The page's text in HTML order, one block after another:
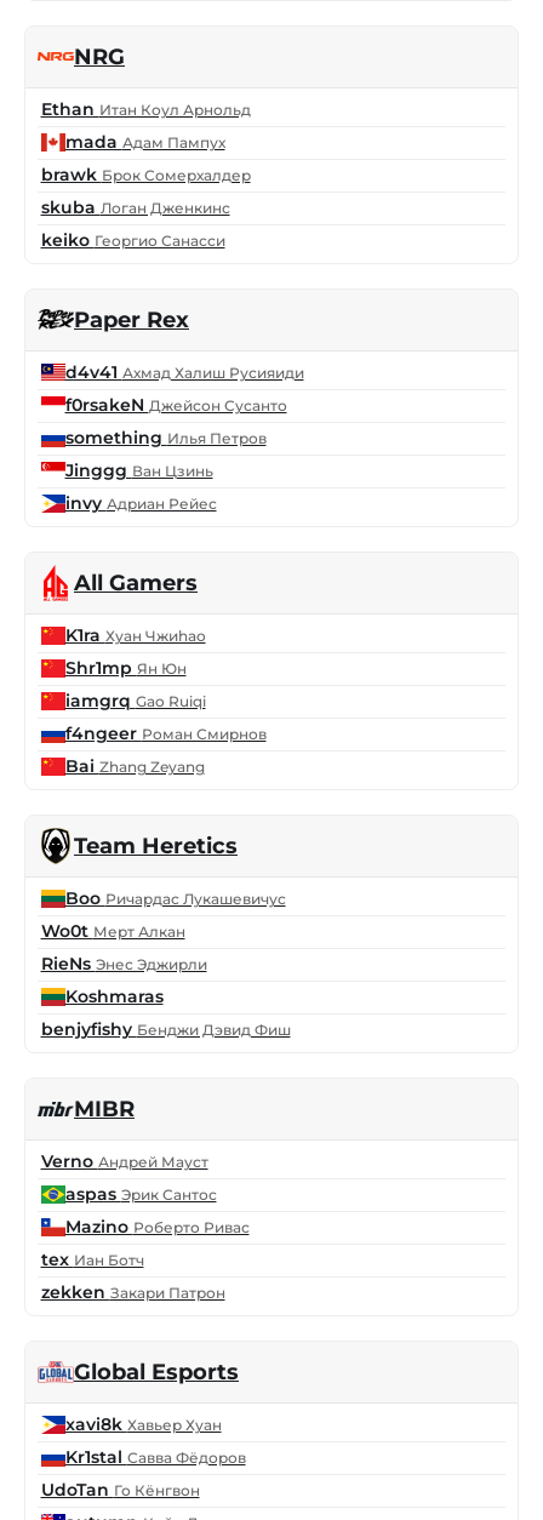
NRG
Ethan Итан Коул Арнольд
mada Адам Пампух
brawk Брок Сомерхалдер
skuba Логан Дженкинс
keiko Георгио Санасси
Paper Rex
d4v41 Ахмад Халиш Русияиди
f0rsakeN Джейсон Сусанто
something Илья Петров
Jinggg Ван Цзинь
invy Адриан Рейес
All Gamers
K1ra Хуан Чжиhao
Shr1mp Ян Юн
iamgrq Gao Ruiqi
f4ngeer Роман Смирнов
Bai Zhang Zeyang
Team Heretics
Boo Ричардас Лукашевичус
Wo0t Мерт Алкан
RieNs Энес Эджирли
Koshmaras
benjyfishy Бенджи Дэвид Фиш
MIBR
Verno Андрей Мауст
aspas Эрик Сантос
Mazino Роберто Ривас
tex Иан Ботч
zekken Закари Патрон
Global Esports
xavi8k Хавьер Хуан
Kr1stal Савва Фёдоров
UdoTan Го Кёнгвон